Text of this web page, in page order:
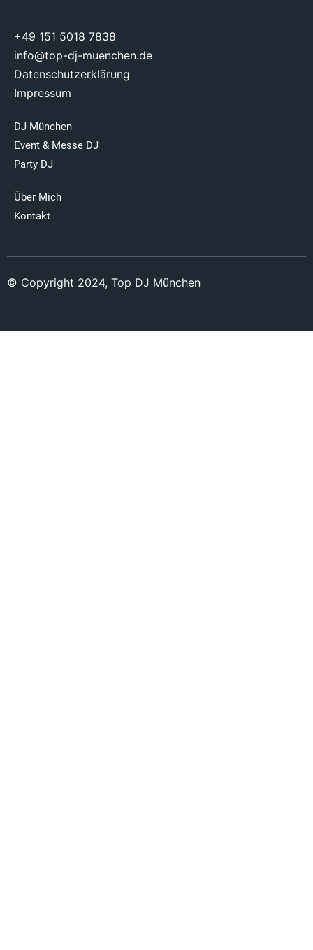
+49 151 5018 7838
info@top-dj-muenchen.de
Datenschutzerklärung
Impressum
DJ München
Event & Messe DJ
Party DJ
Über Mich
Kontakt
© Copyright 2024, Top DJ München